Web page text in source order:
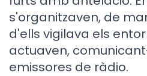
s'organitzaven, de
d'ells vigilava els
actuaven,
emissores de ràdio.